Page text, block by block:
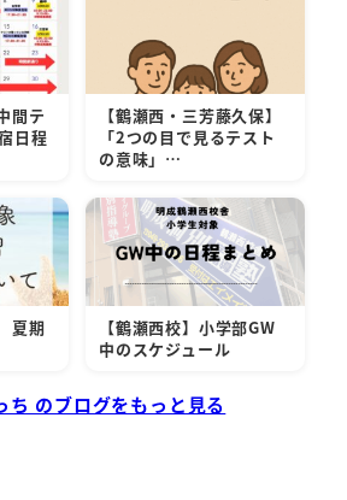
間テ
日程
【鶴瀬西・三芳藤久保】
「2つの目で見るテスト
の意味」…
夏期
【鶴瀬西校】小学部GW
中のスケジュール
のブログをもっと見る